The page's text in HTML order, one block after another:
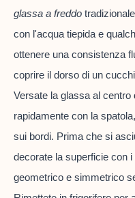
glassa a freddo
con l'acqua tiepida e
ottenere una consistenza
coprire il dorso di un
Versate la glassa al
rapidamente con la
sui bordi. Prima che si
decorate la superficie con
geometrico e simmetrico